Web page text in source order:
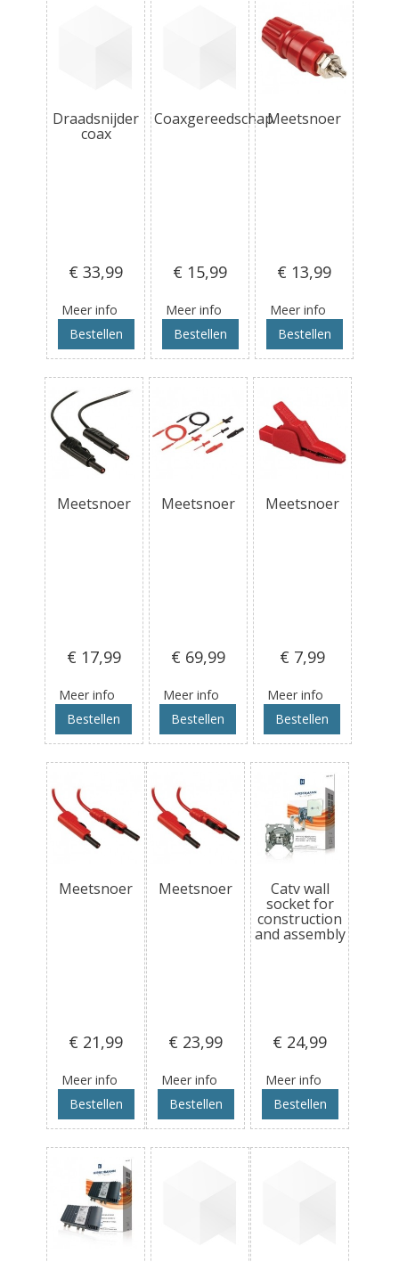
Draadsnijder
coax
€ 33,99
Meer info
Bestellen
Coaxgereedschap
€ 15,99
Meer info
Bestellen
Meetsnoer
€ 13,99
Meer info
Bestellen
Meetsnoer
€ 17,99
Meer info
Bestellen
Meetsnoer
€ 69,99
Meer info
Bestellen
Meetsnoer
€ 7,99
Meer info
Bestellen
Meetsnoer
€ 21,99
Meer info
Bestellen
Meetsnoer
€ 23,99
Meer info
Bestellen
Catv wall
socket for
construction
and assembly
€ 24,99
Meer info
Bestellen